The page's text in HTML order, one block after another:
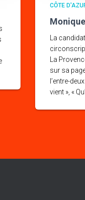
CÔTE
La
La
sur sa
l’entre-
vient », «